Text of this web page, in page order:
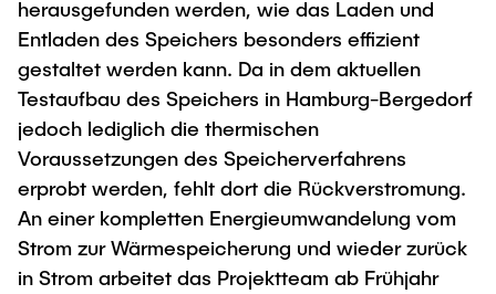
herausgefunden werden, wie das Laden und
Entladen des Speichers besonders effizient
gestaltet werden kann. Da in dem aktuellen
Testaufbau des Speichers in Hamburg-Bergedorf
jedoch lediglich die thermischen
Voraussetzungen des Speicherverfahrens
erprobt werden, fehlt dort die Rückverstromung.
An einer kompletten Energieumwandelung vom
Strom zur Wärmespeicherung und wieder zurück
in Strom arbeitet das Projektteam ab Frühjahr